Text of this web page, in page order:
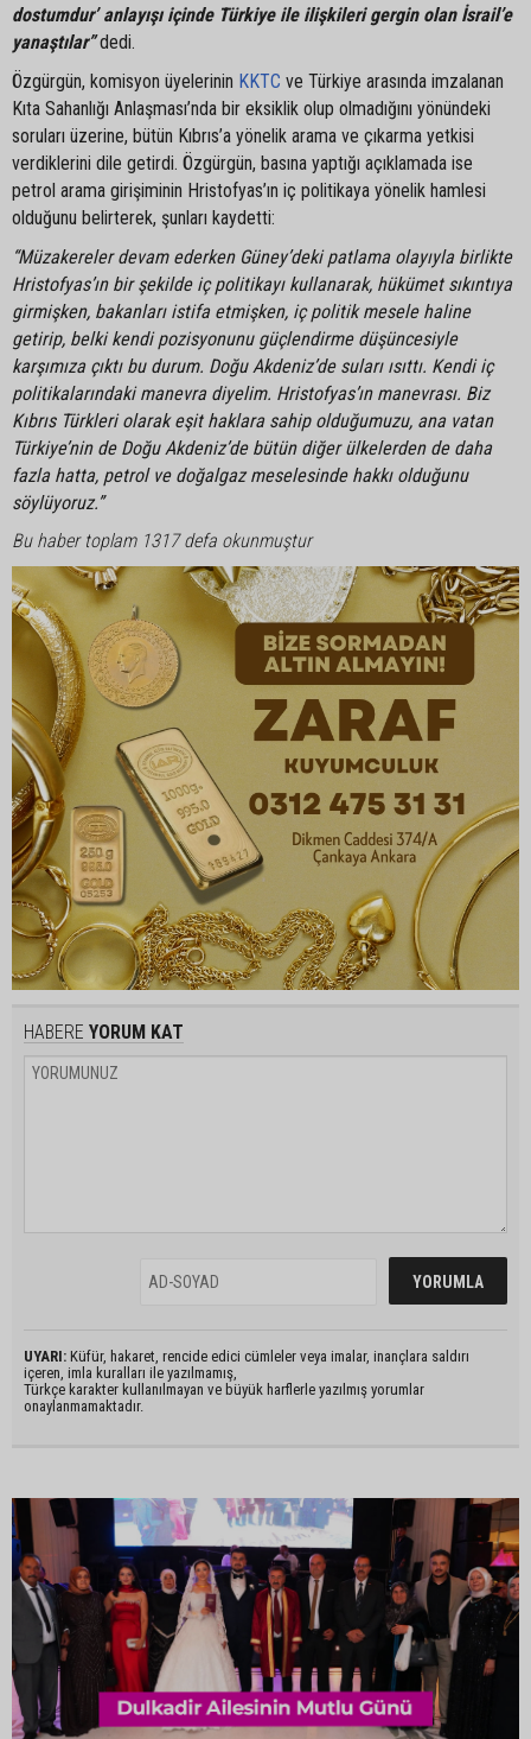
dostumdur’ anlayışı içinde Türkiye ile ilişkileri gergin olan İsrail’e
yanaştılar”dedi.
Özgürgün, komisyon üyelerinin KKTC ve Türkiye arasında imzalanan
Kıta Sahanlığı Anlaşması’nda bir eksiklik olup olmadığını yönündeki
soruları üzerine, bütün Kıbrıs’a yönelik arama ve çıkarma yetkisi
verdiklerini dile getirdi. Özgürgün, basına yaptığı açıklamada ise
petrol arama girişiminin Hristofyas’ın iç politikaya yönelik hamlesi
olduğunu belirterek, şunları kaydetti:
“Müzakereler devam ederken Güney’deki patlama olayıyla birlikte
Hristofyas’ın bir şekilde iç politikayı kullanarak, hükümet sıkıntıya
girmişken, bakanları istifa etmişken, iç politik mesele haline
getirip, belki kendi pozisyonunu güçlendirme düşüncesiyle
karşımıza çıktı bu durum. Doğu Akdeniz’de suları ısıttı. Kendi iç
politikalarındaki manevra diyelim. Hristofyas’ın manevrası. Biz
Kıbrıs Türkleri olarak eşit haklara sahip olduğumuzu, ana vatan
Türkiye’nin de Doğu Akdeniz’de bütün diğer ülkelerden de daha
fazla hatta, petrol ve doğalgaz meselesinde hakkı olduğunu
söylüyoruz.”
Bu haber toplam 1317 defa okunmuştur
HABERE YORUM KAT
UYARI: Küfür, hakaret, rencide edici cümleler veya imalar, inançlara saldırı
içeren, imla kuralları ile yazılmamış,
Türkçe karakter kullanılmayan ve büyük harflerle yazılmış yorumlar
onaylanmamaktadır.